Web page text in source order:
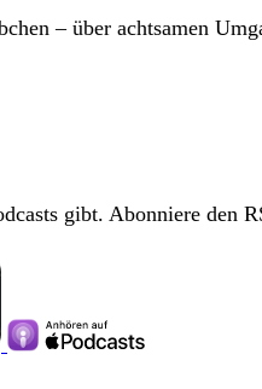
– über achtsamen
gibt. Abonniere den